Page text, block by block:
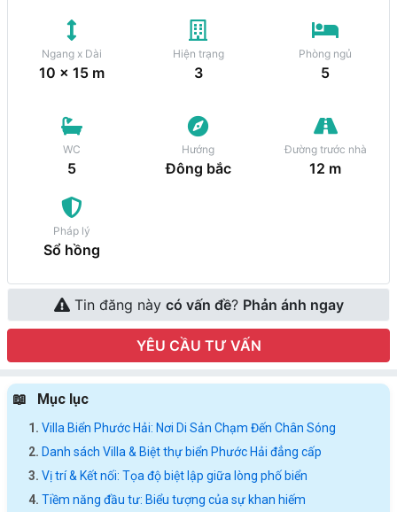
Ngang x Dài
10 x 15 m
Hiện trạng
3
Phòng ngủ
5
WC
5
Hướng
Đông bắc
Đường trước nhà
12 m
Pháp lý
Sổ hồng
Tin đăng này có vấn đề? Phản ánh ngay
YÊU CẦU TƯ VẤN
Mục lục
Villa Biển Phước Hải: Nơi Di Sản Chạm Đến Chân Sóng
Danh sách Villa & Biệt thự biển Phước Hải đẳng cấp
Vị trí & Kết nối: Tọa độ biệt lập giữa lòng phố biển
Tiềm năng đầu tư: Biểu tượng của sự khan hiếm